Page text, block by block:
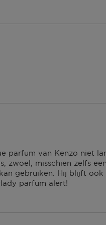
parfum van Kenzo niet
zwoel, misschien zelfs
gebruiken. Hij blijft ook
parfum alert!